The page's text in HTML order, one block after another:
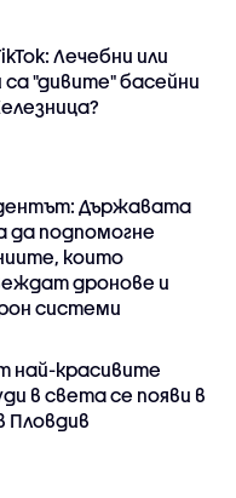
Лечебни или
са "дивите" басейни
Държавата
да подпомогне
които
дронове и
системи
най-красивите
в света се появи в
Пловдив